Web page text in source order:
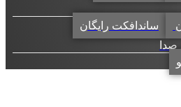
ساندافکت رایگان